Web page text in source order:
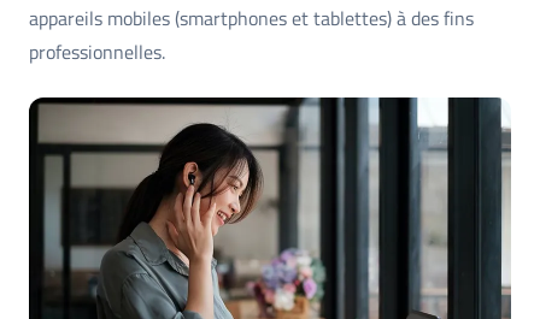
appareils mobiles (smartphones et tablettes) à des fins
professionnelles.